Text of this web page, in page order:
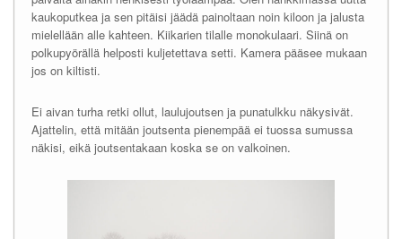
kaukoputkea ja sen pitäisi jäädä painoltaan noin kiloon ja jalusta
mielellään alle kahteen. Kiikarien tilalle monokulaari. Siinä on
polkupyörällä helposti kuljetettava setti. Kamera pääsee mukaan
jos on kiltisti.
Ei aivan turha retki ollut, laulujoutsen ja punatulkku näkysivät.
Ajattelin, että mitään joutsenta pienempää ei tuossa sumussa
näkisi, eikä joutsentakaan koska se on valkoinen.